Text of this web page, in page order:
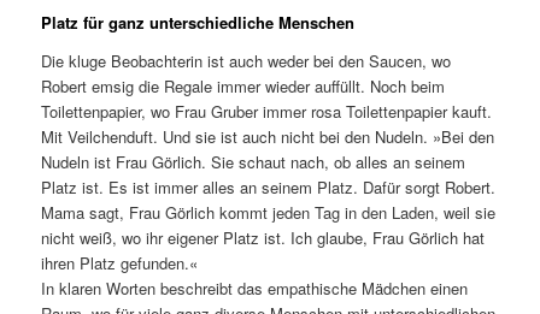
Platz für ganz unterschiedliche Menschen
Die kluge Beobachterin ist auch weder bei den Saucen, wo
Robert emsig die Regale immer wieder auffüllt. Noch beim
Toilettenpapier, wo Frau Gruber immer rosa Toilettenpapier kauft.
Mit Veilchenduft. Und sie ist auch nicht bei den Nudeln. »Bei den
Nudeln ist Frau Görlich. Sie schaut nach, ob alles an seinem
Platz ist. Es ist immer alles an seinem Platz. Dafür sorgt Robert.
Mama sagt, Frau Görlich kommt jeden Tag in den Laden, weil sie
nicht weiß, wo ihr eigener Platz ist. Ich glaube, Frau Görlich hat
ihren Platz gefunden.«
In klaren Worten beschreibt das empathische Mädchen einen